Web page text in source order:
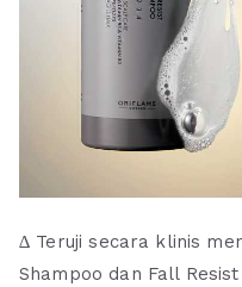
∆ Teruji secara klinis
Shampoo dan Fall